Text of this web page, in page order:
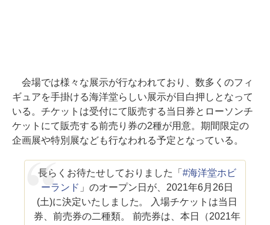
会場では様々な展示が行なわれており、数多くのフィ
ギュアを手掛ける海洋堂らしい展示が目白押しとなって
いる。チケットは受付にて販売する当日券とローソンチ
ケットにて販売する前売り券の2種が用意。期間限定の
企画展や特別展なども行なわれる予定となっている。
長らくお待たせしておりました「 #海洋堂ホビ
ーランド 」のオープン日が、2021年6月26日
(土)に決定いたしました。 入場チケットは当日
券、前売券の二種類。 前売券は、本日（2021年